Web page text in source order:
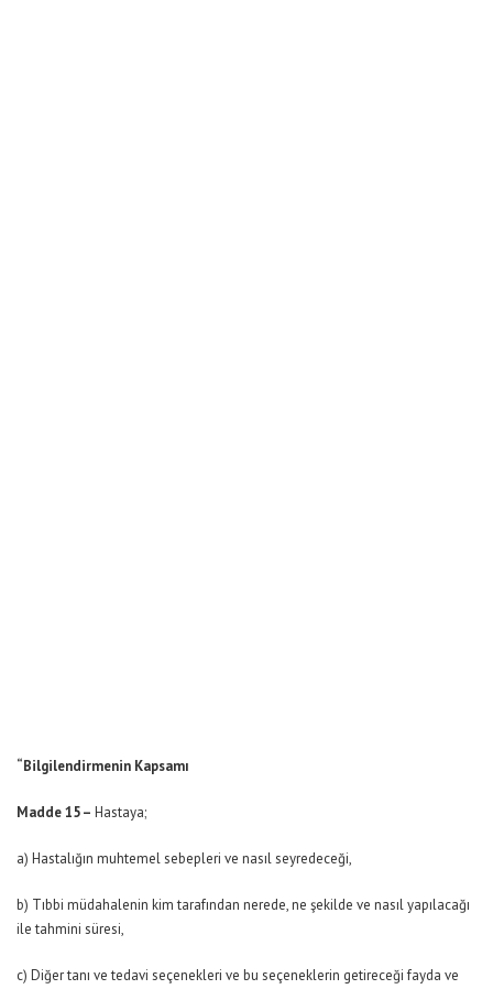
“Bilgilendirmenin Kapsamı
Madde 15 – Hastaya;
a) Hastalığın muhtemel sebepleri ve nasıl seyredeceği,
b) Tıbbi müdahalenin kim tarafından nerede, ne şekilde ve nasıl yapılacağı
ile tahmini süresi,
c) Diğer tanı ve tedavi seçenekleri ve bu seçeneklerin getireceği fayda ve